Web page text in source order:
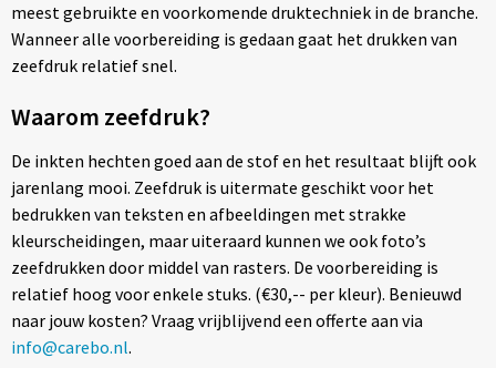
meest gebruikte en voorkomende druktechniek in de branche.
Wanneer alle voorbereiding is gedaan gaat het drukken van
zeefdruk relatief snel.
Waarom zeefdruk?
De inkten hechten goed aan de stof en het resultaat blijft ook
jarenlang mooi. Zeefdruk is uitermate geschikt voor het
bedrukken van teksten en afbeeldingen met strakke
kleurscheidingen, maar uiteraard kunnen we ook foto’s
zeefdrukken door middel van rasters. De voorbereiding is
relatief hoog voor enkele stuks. (€30,-- per kleur). Benieuwd
naar jouw kosten? Vraag vrijblijvend een offerte aan via
info@carebo.nl.